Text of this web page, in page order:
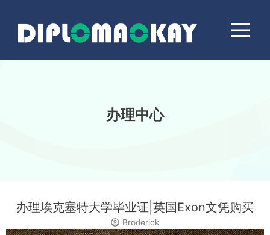
Menu
办理中心
办理埃克塞特大学毕业证|英国Exon文凭购买
Broderick